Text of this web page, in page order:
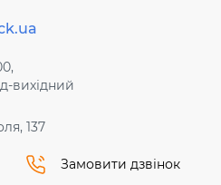
вихідний
137
Замовити дзвінок